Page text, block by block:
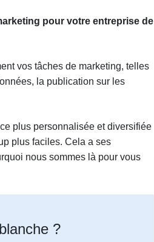
pour votre entreprise de
vos tâches de marketing, telles
la publication sur les
plus personnalisée et diversifiée
plus faciles. Cela a ses
nous sommes là pour vous
?